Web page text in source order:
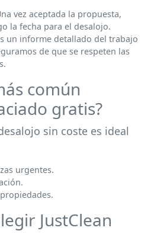
vez aceptada la propuesta,
la fecha para el desalojo.
un informe detallado del trabajo
de que se respeten las
común
gratis?
sin coste es ideal
urgentes.
JustClean